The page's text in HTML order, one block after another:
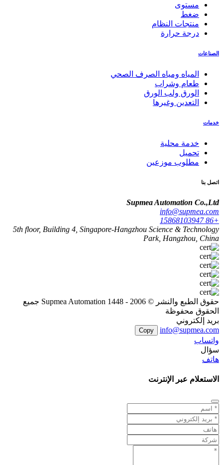
مستوى
ضغط
منتجات النظام
درجة حرارة
الصناعات
المياه ومياه الصرف الصحي
طعام وشراب
الورق ولب الورق
التعدين وغيرها
خدمات
خدمة محلية
تحميل
مطلوب موزعين
اتصل بنا
Supmea Automation Co.,Ltd
info@supmea.com
+86 15868103947
5th floor, Building 4, Singapore-Hangzhou Science & Technology
Park, Hangzhou, China
حقوق الطبع والنشر © 2006 - 1448 Supmea Automation جميع
الحقوق محفوظة
بريد إلكتروني
info@supmea.com
Copy
واتساب
سؤال
هاتف
الاستعلام عبر الإنترنت